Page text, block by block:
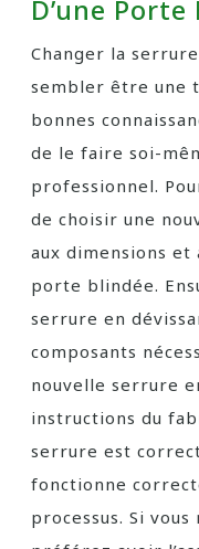
D’une Porte
Changer la
sembler être une
bonnes
de le faire soi-
professionnel.
de choisir une
aux dimensions
porte blindée.
serrure en
composants
nouvelle serrure
instructions du
serrure est
fonctionne
processus. Si